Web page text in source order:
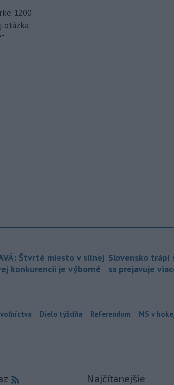
1200
otázka:
Štvrté miesto v silnej
konkurencii je výborné
Slovensko trápi
sa prejavuje
Dielo týždňa Referendum MS v
Najčítanejšie